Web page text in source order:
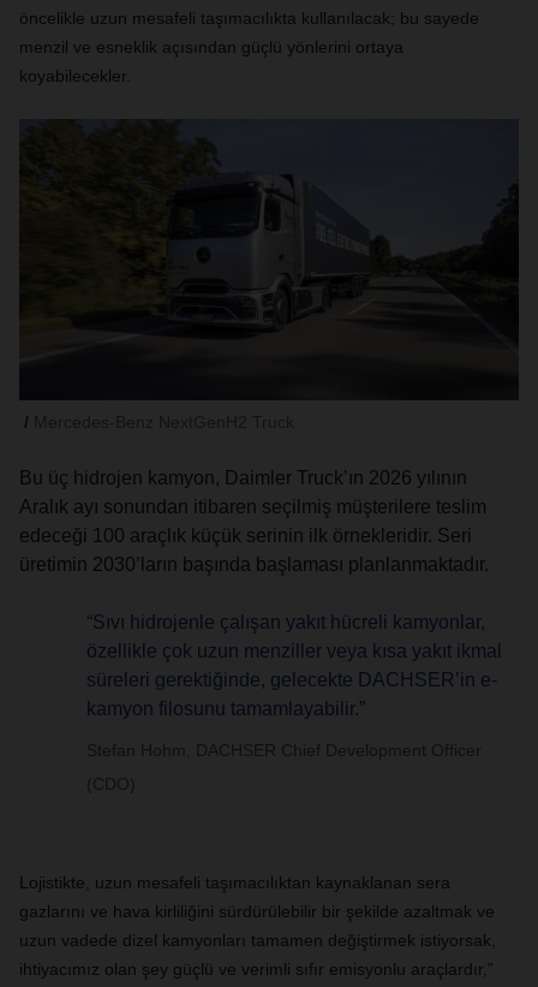
öncelikle uzun mesafeli taşımacılıkta kullanılacak; bu sayede
menzil ve esneklik açısından güçlü yönlerini ortaya
koyabilecekler.
Bu üç hidrojen kamyon, Daimler Truck’ın 2026 yılının
Aralık ayı sonundan itibaren seçilmiş müşterilere teslim
edeceği 100 araçlık küçük serinin ilk örnekleridir. Seri
üretimin 2030’ların başında başlaması planlanmaktadır.
“Sıvı hidrojenle çalışan yakıt hücreli kamyonlar,
özellikle çok uzun menziller veya kısa yakıt ikmal
süreleri gerektiğinde, gelecekte DACHSER’in e-
kamyon filosunu tamamlayabilir.”
Stefan Hohm, DACHSER Chief Development Officer
(CDO)
Lojistikte, uzun mesafeli taşımacılıktan kaynaklanan sera
gazlarını ve hava kirliliğini sürdürülebilir bir şekilde azaltmak ve
uzun vadede dizel kamyonları tamamen değiştirmek istiyorsak,
ihtiyacımız olan şey güçlü ve verimli sıfır emisyonlu araçlardır,”